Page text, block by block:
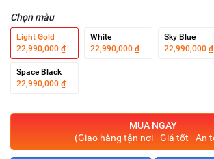
Chọn màu
Light Gold
22,990,000 ₫
White
22,990,000 ₫
Sky Blue
22,990,000 ₫
Space Black
22,990,000 ₫
MUA NGAY
(Giao hàng tận nơi - Giá tốt - An